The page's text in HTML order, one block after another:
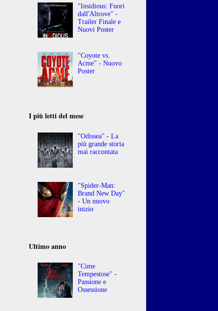
"Insidious: Fuori
dall'Altrove" -
Trailer Finale e
Nuovi Poster
"Coyote vs.
Acme" - Nuovo
Poster
I più letti del mese
"Odissea" - La
più grande storia
mai raccontata
"Spider-Man:
Brand New Day"
- Un nuovo
inizio
Ultimo anno
"Cime
Tempestose" -
Passione e
Ossessione